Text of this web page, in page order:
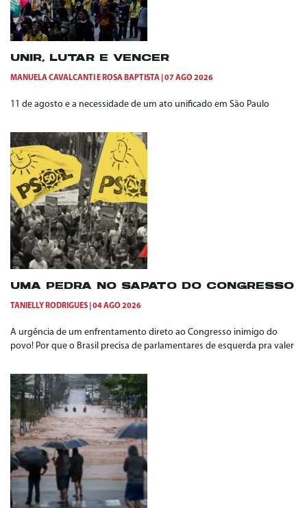
UNIR, LUTAR E VENCER
MANUELA CAVALCANTI E ROSA BAPTISTA 07 AGO 2026
11 de agosto e a necessidade de um ato unificado em São Paulo
UMA PEDRA NO SAPATO DO CONGRESSO
TANIELLY RODRIGUES 04 AGO 2026
A urgência de um enfrentamento direto ao Congresso inimigo do
povo! Por que o Brasil precisa de parlamentares de esquerda pra valer